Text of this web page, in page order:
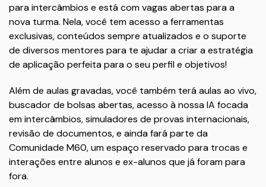
para intercâmbios e está com vagas abertas para a
nova turma. Nela, você tem acesso a ferramentas
exclusivas, conteúdos sempre atualizados e o suporte
de diversos mentores para te ajudar a criar a estratégia
de aplicação perfeita para o seu perfil e objetivos!
Além de aulas gravadas, você também terá aulas ao vivo,
buscador de bolsas abertas, acesso à nossa IA focada
em intercâmbios, simuladores de provas internacionais,
revisão de documentos, e ainda fará parte da
Comunidade M60, um espaço reservado para trocas e
interações entre alunos e ex-alunos que já foram para
fora.